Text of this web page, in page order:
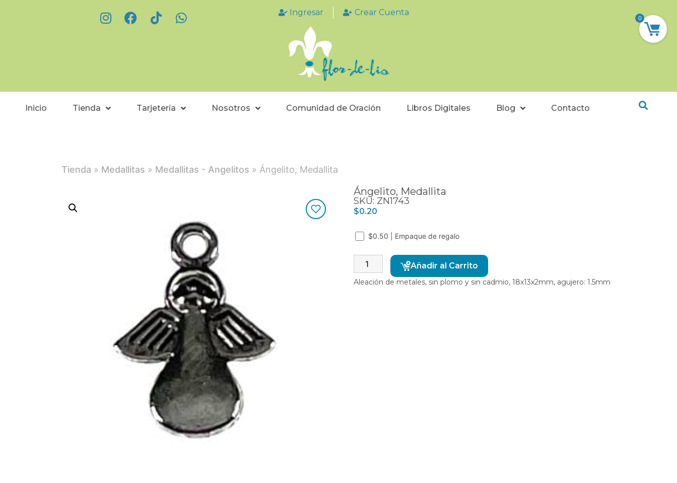
Ingresar Crear Cuenta
Inicio Tienda Tarjetería Nosotros Comunidad de Oración Libros Digitales Blog Contacto
Tienda » Medallitas » Medallitas - Angelitos » Ángelito, Medallita
Ángelito, Medallita
SKU: ZN1743
$0.20
$0.50 | Empaque de regalo
Añadir al Carrito
Aleación de metales, sin plomo y sin cadmio, 18x13x2mm, agujero: 1.5mm
0